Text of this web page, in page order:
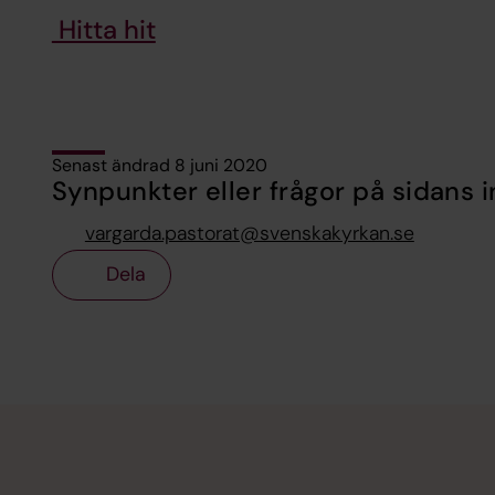
Hitta hit
Senast ändrad 8 juni 2020
Synpunkter eller frågor på sidans
vargarda.pastorat@svenskakyrkan.se
Dela